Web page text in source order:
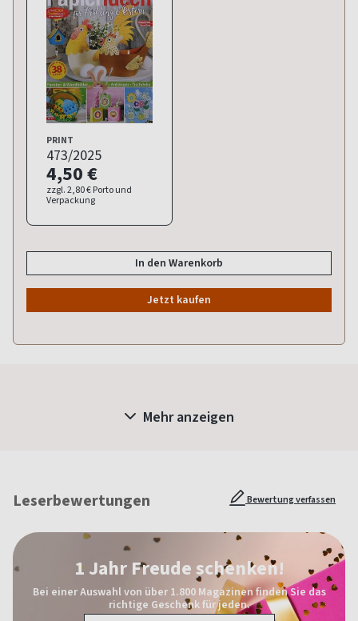
PRINT
473/2025
4,50 €
zzgl. 2,80 € Porto und
Verpackung
In den Warenkorb
Jetzt kaufen
Mehr anzeigen
Leserbewertungen Bewertung verfassen
1 Jahr Freude schenken!
Bei einer Auswahl von über 1.800 Magazinen finden Sie das
richtige Geschenk für jeden.